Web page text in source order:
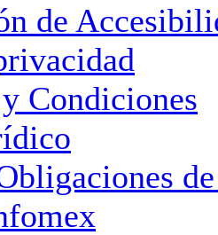
de
Condiciones